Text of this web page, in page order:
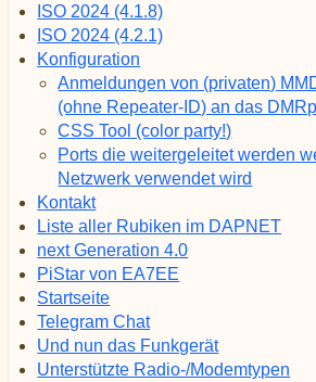
ISO 2024 (4.1.8)
ISO 2024 (4.2.1)
Konfiguration
Anmeldungen von (privaten)
(ohne Repeater-ID) an das
CSS Tool (color party!)
Ports die weitergeleitet werden
Netzwerk verwendet wird
Kontakt
Liste aller Rubiken im DAPNET
next Generation 4.0
PiStar von EA7EE
Startseite
Telegram Chat
Und nun das Funkgerät
Unterstützte Radio-/Modemtypen